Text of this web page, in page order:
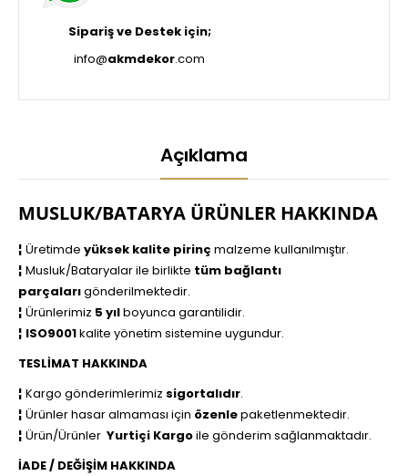
Sipariş ve Destek için;
info@akmdekor.com
Açıklama
MUSLUK/BATARYA ÜRÜNLER HAKKINDA
¦ Üretimde yüksek kalite pirinç malzeme kullanılmıştır.
¦ Musluk/Bataryalar ile birlikte tüm bağlantı
parçalarıgönderilmektedir.
¦ Ürünlerimiz 5 yılboyunca garantilidir.
¦ ISO9001kalite yönetim sistemine uygundur.
TESLİMAT HAKKINDA
¦ Kargo gönderimlerimiz sigortalıdır.
¦ Ürünler hasar almaması için özenlepaketlenmektedir.
¦ Ürün/Ürünler Yurtiçi Kargoile gönderim sağlanmaktadır.
İADE / DEĞİŞİM HAKKINDA